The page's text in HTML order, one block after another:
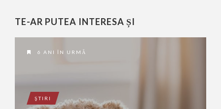
TE-AR PUTEA INTERESA ȘI
6 ANI ÎN URMĂ
ŞTIRI